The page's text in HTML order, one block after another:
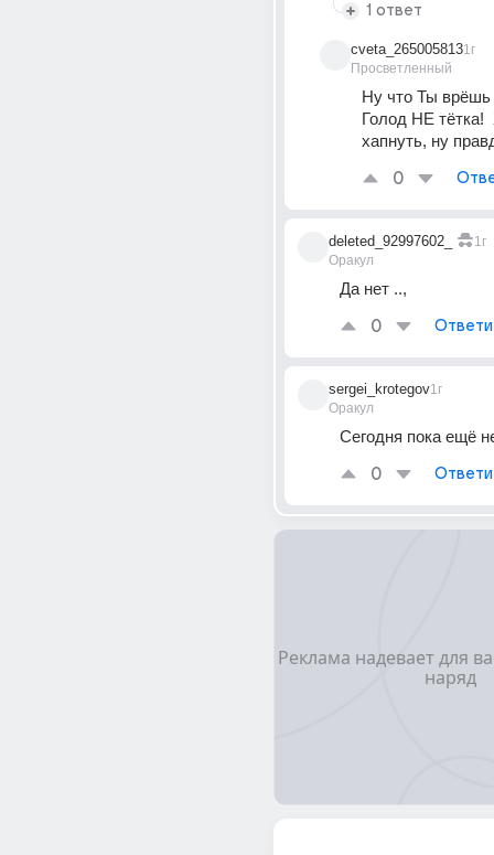
1 ответ
cveta_265005813
Просветленный
1г
Ну что Ты
Голод НЕ тётка!
хапнуть, ну
0
deleted_92997602_
Оракул
1г
Да нет ..,
0
sergei_krotegov
Оракул
1г
Сегодня пока ещё
0